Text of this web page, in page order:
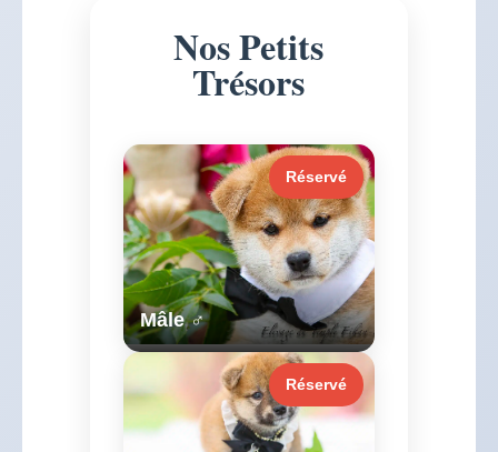
Nos Petits
Trésors
Réservé
Mâle ♂
Réservé